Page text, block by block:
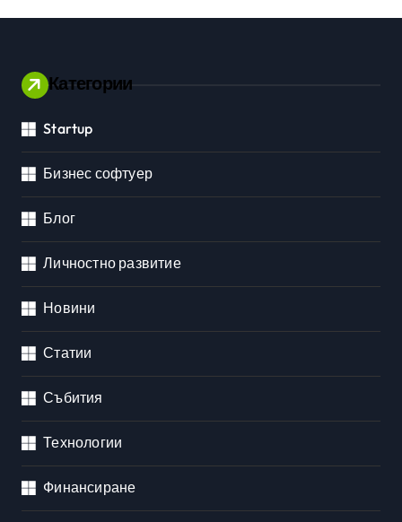
Категории
Startup
Бизнес софтуер
Блог
Личностно развитие
Новини
Статии
Събития
Технологии
Финансиране